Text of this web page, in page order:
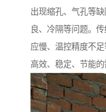
出现缩孔、气孔等
良、冷隔等问题。
应慢、温控精度不
高效、稳定、节能的